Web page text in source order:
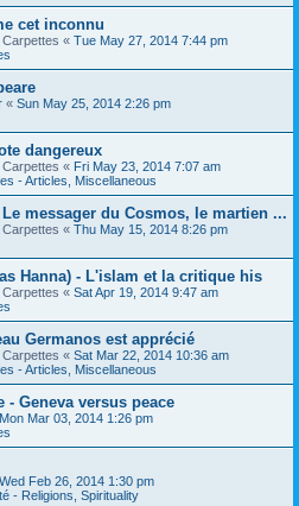
cet inconnu
« Tue May 27, 2014 7:44 pm
« Sun May 25, 2014 2:26 pm
dangereux
« Fri May 23, 2014 7:07 am
- Articles, Miscellaneous
messager du Cosmos, le martien ...
« Thu May 15, 2014 8:26 pm
Hanna) - L'islam et la critique his
« Sat Apr 19, 2014 9:47 am
Germanos est apprécié
« Sat Mar 22, 2014 10:36 am
- Articles, Miscellaneous
- Geneva versus peace
Mon Mar 03, 2014 1:26 pm
Wed Feb 26, 2014 1:30 pm
- Religions, Spirituality